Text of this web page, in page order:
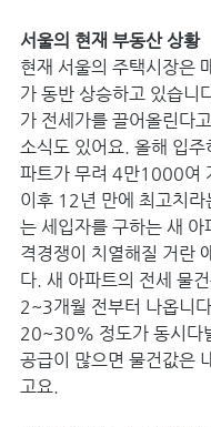
서울의 현재 부동산 상황
현재 서울의 주택시장은
가 동반 상승하고 있습니
가 전세가를 끌어올린다
소식도 있어요. 올해 입
파트가 무려 4만1000여
이후 12년 만에 최고치라
는 세입자를 구하는 새 아
격경쟁이 치열해질 거란
다. 새 아파트의 전세 물
2~3개월 전부터 나옵니
20~30% 정도가 동시다
공급이 많으면 물건값은
고요.